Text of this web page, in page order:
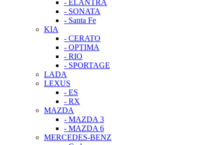
- ELANTRA
- SONATA
- Santa Fe
KIA
- CERATO
- OPTIMA
- RIO
- SPORTAGE
LADA
LEXUS
- ES
- RX
MAZDA
- MAZDA 3
- MAZDA 6
MERCEDES-BENZ